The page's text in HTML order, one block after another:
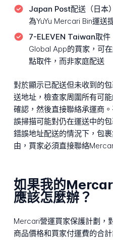
Japan Post配送（日本
為YuYu Mercari Bin運送
7-ELEVEN Taiwan取件
Global App的買家，可
點取件，而非家庭配送
對於顯示已配送但未收到的
送地址，檢查家周圍所有可
確認，然後直接聯絡承運商
誤掃描可能對仍在運送中的
錯誤地址配送的情況下，包
由，買家必須直接聯絡
如果我的
應該怎麼辦？
Mercari營運買家保護計劃，
商品價格和買家付運費的合